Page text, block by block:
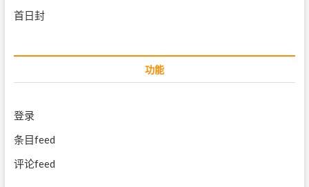
首日封
功能
登录
条目feed
评论feed